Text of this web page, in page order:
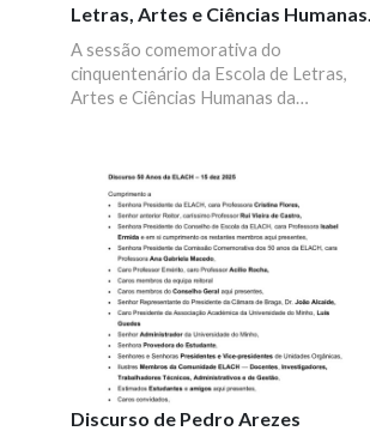
Letras, Artes e Ciências Humanas
da UMinho
A sessão comemorativa do
cinquentenário da Escola de Letras,
Artes e Ciências Humanas da
UMinho, Pedro Arezes, da Presidente
da ELACH, Cristina Flores, e da
Presidente da Comissão dos 50 Anos
da ELACH, Ana Gabriela Macedo. O
programa incluiu ainda a entrega de
prémios de mérito escolar e atuações
do Coro do Departamento de Música,
bem como, antes da sessão, do grupo
Bomboémia, culminando com o corte do
bolo comemorativo.
Discurso de Pedro Arezes